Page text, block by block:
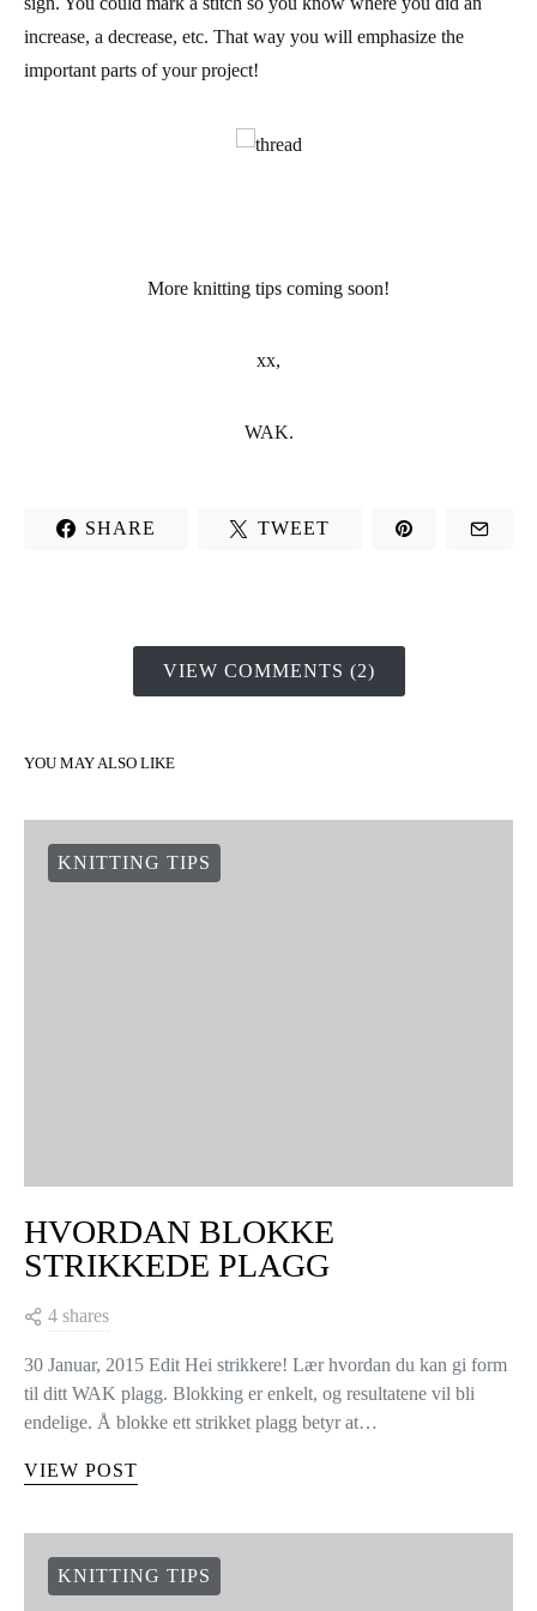
increase, a decrease, etc. That way you will emphasize the
important parts of your project!
More knitting tips coming soon!
xx,
WAK.
SHARE TWEET
VIEW COMMENTS (2)
YOU MAY ALSO LIKE
KNITTING TIPS
HVORDAN BLOKKE
STRIKKEDE PLAGG
4 shares
30 Januar, 2015 Edit Hei strikkere! Lær hvordan du kan gi form
til ditt WAK plagg. Blokking er enkelt, og resultatene vil bli
endelige. Å blokke ett strikket plagg betyr at…
VIEW POST
KNITTING TIPS